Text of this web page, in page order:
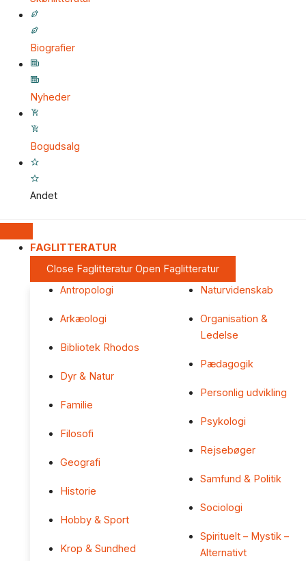
Biografier
Nyheder
Bogudsalg
Andet
FAGLITTERATUR
Close Faglitteratur Open Faglitteratur
Antropologi
Arkæologi
Bibliotek Rhodos
Dyr & Natur
Familie
Filosofi
Geografi
Historie
Hobby & Sport
Krop & Sundhed
Naturvidenskab
Organisation &
Ledelse
Pædagogik
Personlig udvikling
Psykologi
Rejsebøger
Samfund & Politik
Sociologi
Spirituelt – Mystik –
Alternativt